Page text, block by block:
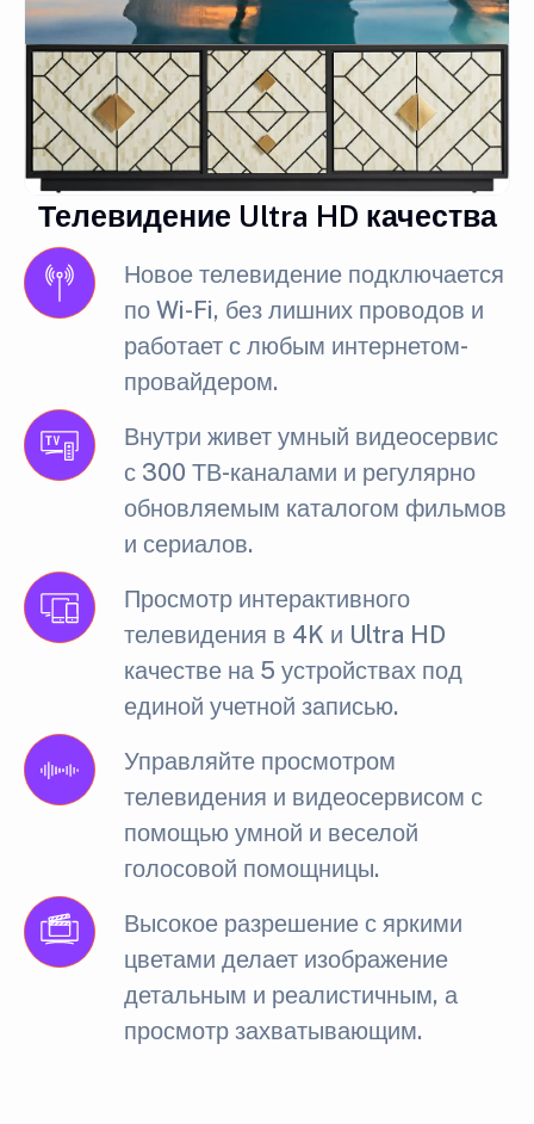
Телевидение Ultra HD качества
Новое телевидение подключается
по Wi-Fi, без лишних проводов и
работает с любым интернетом-
провайдером.
Внутри живет умный видеосервис
с 300 ТВ-каналами и регулярно
обновляемым каталогом фильмов
и сериалов.
Просмотр интерактивного
телевидения в 4K и Ultra HD
качестве на 5 устройствах под
единой учетной записью.
Управляйте просмотром
телевидения и видеосервисом с
помощью умной и веселой
голосовой помощницы.
Высокое разрешение с яркими
цветами делает изображение
детальным и реалистичным, а
просмотр захватывающим.